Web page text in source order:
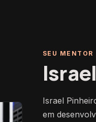
SEU MENTOR
Israel
em